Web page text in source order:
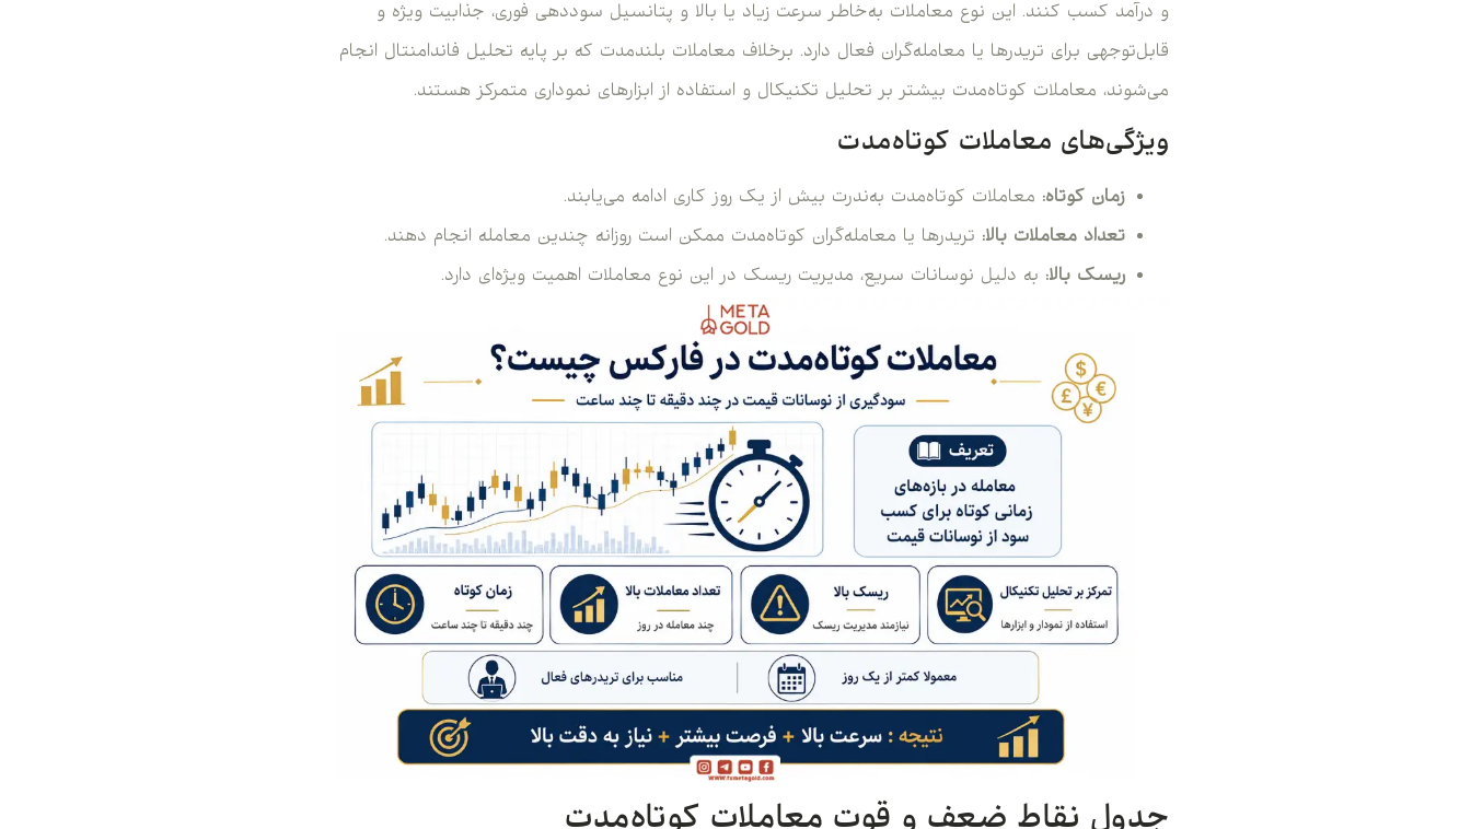
و درآمد کسب کنند. این نوع معاملات به‌خاطر سرعت زیاد یا بالا و پتانسیل سوددهی فوری، جذابیت ویژه و
قابل‌توجهی برای تریدرها یا معامله‌گران فعال دارد. برخلاف معاملات بلندمدت که بر پایه تحلیل فاندامنتال انجام
می‌شوند، معاملات کوتاه‌مدت بیشتر بر تحلیل تکنیکال و استفاده از ابزارهای نموداری متمرکز هستند.
ویژگی‌های معاملات کوتاه‌مدت
زمان کوتاه: معاملات کوتاه‌مدت به‌ندرت بیش از یک روز کاری ادامه می‌یابند.
تعداد معاملات بالا: تریدرها یا معامله‌گران کوتاه‌مدت ممکن است روزانه چندین معامله انجام دهند.
ریسک بالا: به دلیل نوسانات سریع، مدیریت ریسک در این نوع معاملات اهمیت ویژه‌ای دارد.